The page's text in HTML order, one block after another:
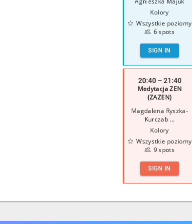
Kolory
Wszystkie poziomy
6 spots
SIGN IN
20:40 – 21:40
Medytacja ZEN
(ZAZEN)
Magdalena Ryszka-
Kurczab ...
Kolory
Wszystkie poziomy
9 spots
SIGN IN